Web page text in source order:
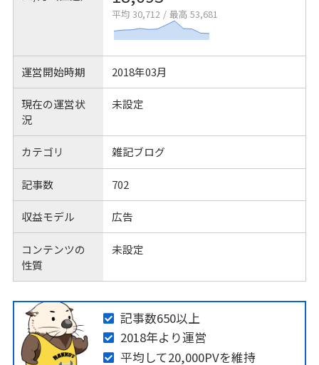
平均 30,712 / 最高 53,681
運営開始時期 2018年03月
現在の運営状
況
未設定
カテゴリ 雑記ブログ
記事数 702
収益モデル 広告
コンテンツの
性質
未設定
記事数650以上
2018年より運営
平均して20,000PVを維持